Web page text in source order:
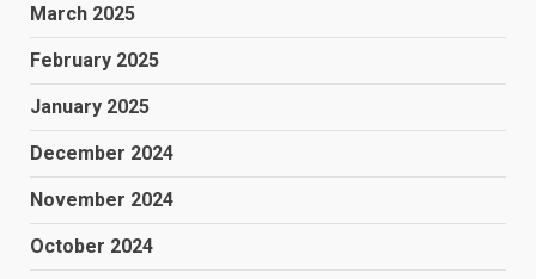
March 2025
February 2025
January 2025
December 2024
November 2024
October 2024